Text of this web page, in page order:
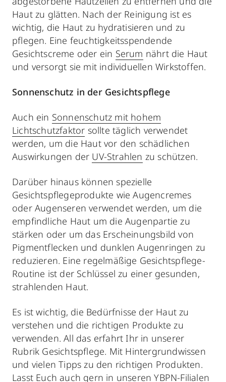
Haut zu glätten. Nach der Reinigung ist es
wichtig, die Haut zu hydratisieren und zu
pflegen. Eine feuchtigkeitsspendende
Gesichtscreme oder ein Serum nährt die Haut
und versorgt sie mit individuellen Wirkstoffen.
Sonnenschutz in der Gesichtspflege
Auch ein Sonnenschutz mit hohem
Lichtschutzfaktor sollte täglich verwendet
werden, um die Haut vor den schädlichen
Auswirkungen der UV-Strahlen zu schützen.
Darüber hinaus können spezielle
Gesichtspflegeprodukte wie Augencremes
oder Augenseren verwendet werden, um die
empfindliche Haut um die Augenpartie zu
stärken oder um das Erscheinungsbild von
Pigmentflecken und dunklen Augenringen zu
reduzieren. Eine regelmäßige Gesichtspflege-
Routine ist der Schlüssel zu einer gesunden,
strahlenden Haut.
Es ist wichtig, die Bedürfnisse der Haut zu
verstehen und die richtigen Produkte zu
verwenden. All das erfahrt Ihr in unserer
Rubrik Gesichtspflege. Mit Hintergrundwissen
und vielen Tipps zu den richtigen Produkten.
Lasst Euch auch gern in unserenYBPN-Filialen